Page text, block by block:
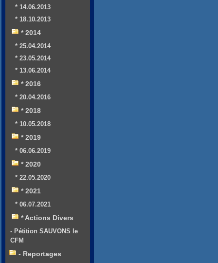
* 14.06.2013
* 18.10.2013
* 2014
* 25.04.2014
* 23.05.2014
* 13.06.2014
* 2016
* 20.04.2016
* 2018
* 10.05.2018
* 2019
* 06.06.2019
* 2020
* 22.05.2020
* 2021
* 06.07.2021
* Actions Divers
- Pétition SAUVONS le
CFM
- Reportages